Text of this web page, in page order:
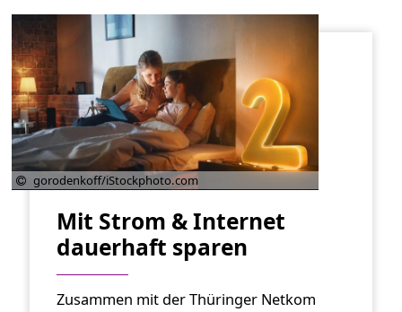
gorodenkoff/iStockphoto.com
Mit Strom & Internet
dauerhaft sparen
Zusammen mit der Thüringer Netkom